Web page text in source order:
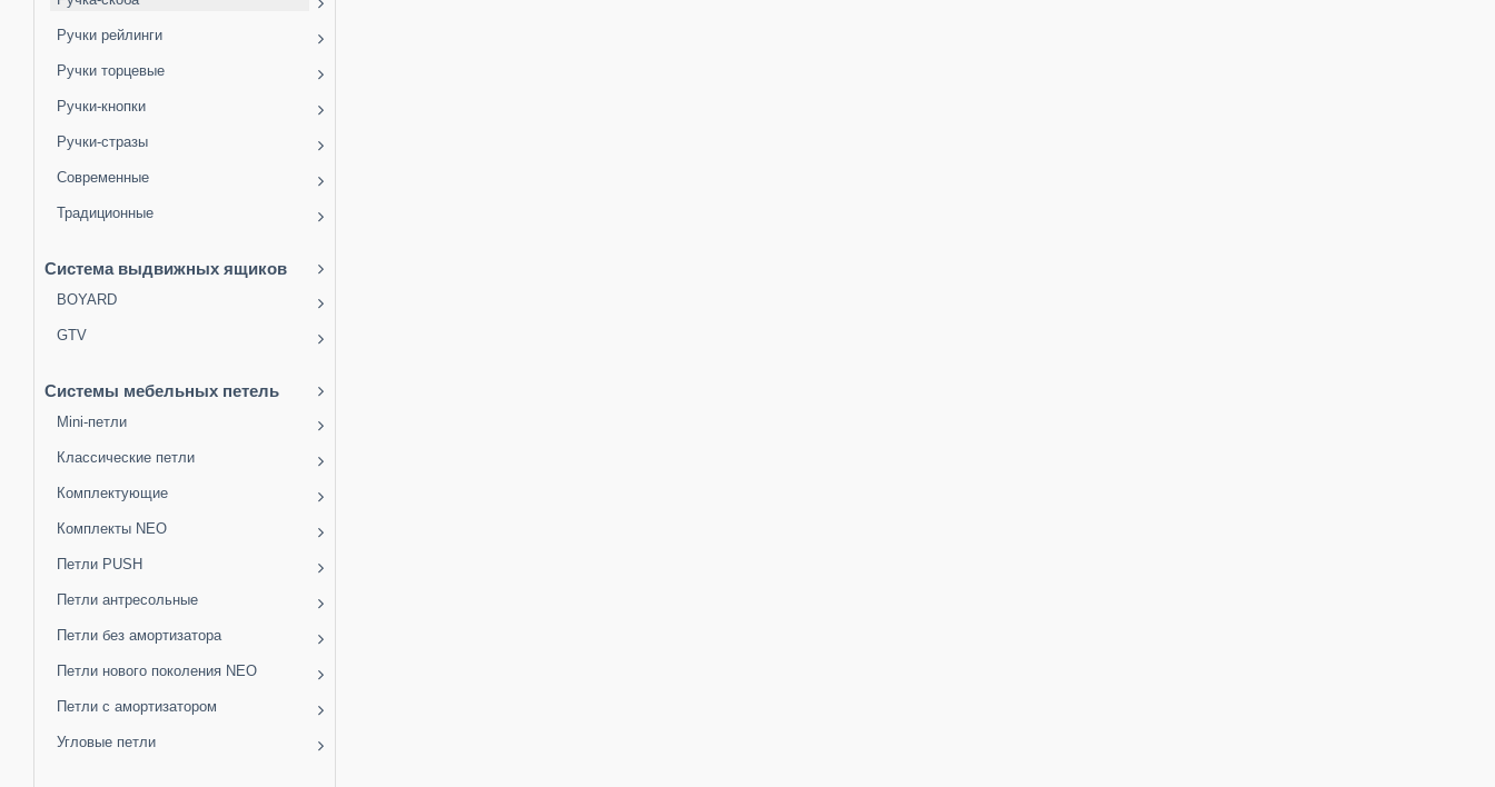
Ручки рейлинги
Ручки торцевые
Ручки-кнопки
Ручки-стразы
Современные
Традиционные
Система выдвижных ящиков
BOYARD
GTV
Системы мебельных петель
Mini-петли
Классические петли
Комплектующие
Комплекты NEO
Петли PUSH
Петли антресольные
Петли без амортизатора
Петли нового поколения NEO
Петли с амортизатором
Угловые петли